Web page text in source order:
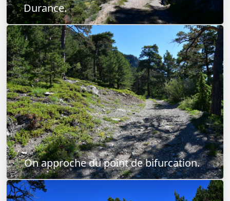
Durance.
On approche du point de bifurcation.